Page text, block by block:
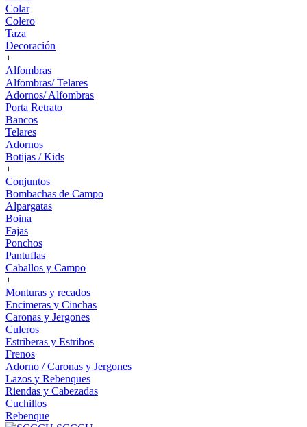
Colar
Colero
Taza
Decoración
+
Alfombras
Alfombras/ Telares
Adornos/ Alfombras
Porta Retrato
Bancos
Telares
Adornos
Botijas / Kids
+
Conjuntos
Bombachas de Campo
Alpargatas
Boina
Fajas
Ponchos
Pantuflas
Caballos y Campo
+
Monturas y recados
Encimeras y Cinchas
Caronas y Jergones
Culeros
Estriberas y Estribos
Frenos
Adorno / Caronas y Jergones
Lazos y Rebenques
Riendas y Cabezadas
Cuchillos
Rebenque